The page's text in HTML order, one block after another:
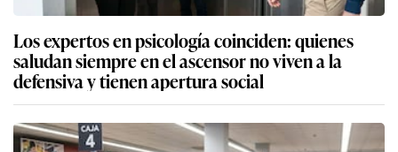
Los expertos en psicología coinciden: quienes
saludan siempre en el ascensor no viven a la
defensiva y tienen apertura social